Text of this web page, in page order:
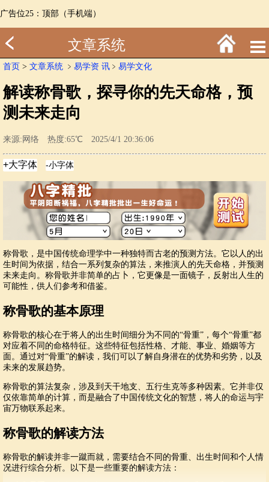
广告位25：顶部（手机端）
文章系统
首页 > 文章系统 ﹥ 易学资 讯 ﹥ 易学文化
解读称骨歌，探寻你的先天命格，预
测未来走向
来源:网络 热度:65℃ 2025/4/1 20:36:06
称骨歌，是中国传统命理学中一种独特而古老的预测方法。它以人的出
生时间为依据，结合一系列复杂的算法，来推演人的先天命格，并预测
未来走向。称骨歌并非简单的占卜，它更像是一面镜子，反射出人生的
可能性，供人们参考和借鉴。
称骨歌的基本原理
称骨歌的核心在于将人的出生时间细分为不同的“骨重”，每个“骨重”都
对应着不同的命格特征。这些特征包括性格、才能、事业、婚姻等方
面。通过对“骨重”的解读，我们可以了解自身潜在的优势和劣势，以及
未来的发展趋势。
称骨歌的算法复杂，涉及到天干地支、五行生克等多种因素。它并非仅
仅依靠简单的计算，而是融合了中国传统文化的智慧，将人的命运与宇
宙万物联系起来。
称骨歌的解读方法
称骨歌的解读并非一蹴而就，需要结合不同的骨重、出生时间和个人情
况进行综合分析。以下是一些重要的解读方法：